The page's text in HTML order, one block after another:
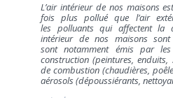
L’air intérieur de nos maisons
fois plus pollué que l’air
les polluants qui affectent la
intérieur de nos maisons
sont notamment émis par
construction (peintures,
de combustion (chaudières,
aérosols (dépoussiérants,